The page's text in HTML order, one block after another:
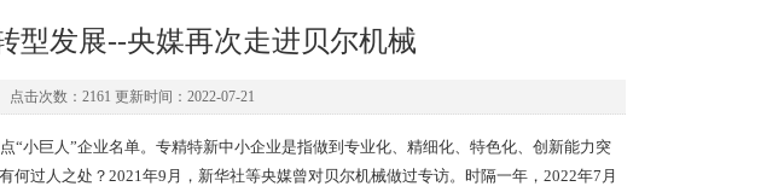
型发展--央媒再次走进贝尔机械
点击次数：2161 更新时间：2022-07-21
巨人”企业名单。专精特新中小企业是指做到专业化、精细化、特色化、创新能力突
何过人之处？2021年9月，新华社等央媒曾对贝尔机械做过专访。时隔一年，2022年7月